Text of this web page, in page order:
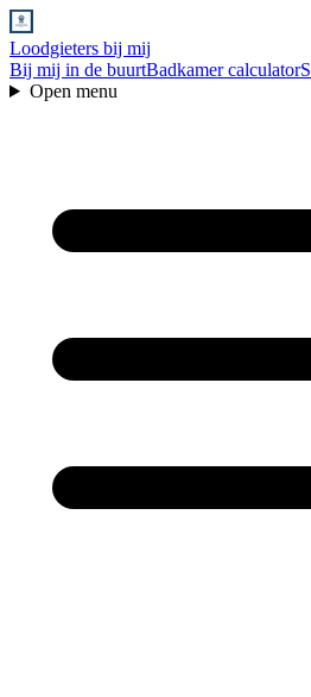
Loodgieters bij mij
Bij mij in de buurtBadkamer calculator
Open menu